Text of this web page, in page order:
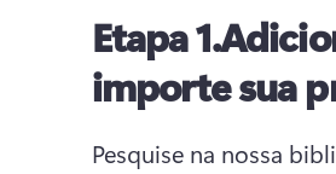
Etapa
importe sua
Pesquise na nossa